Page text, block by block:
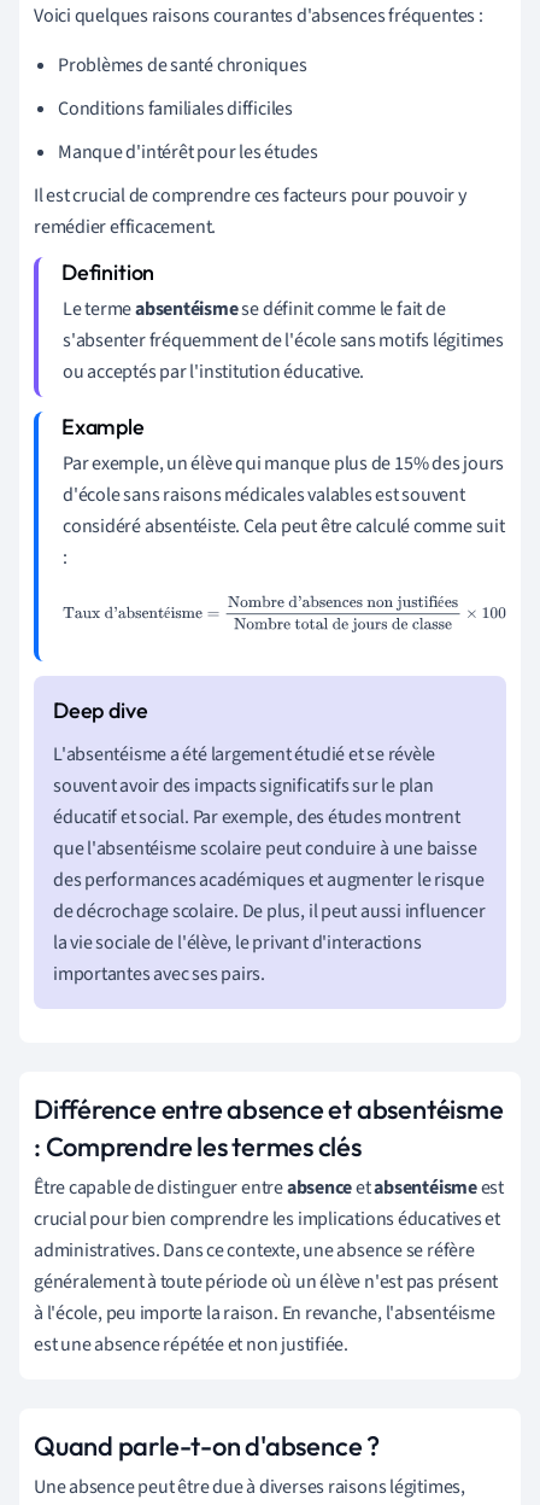
Voici quelques raisons courantes d'absences fréquentes :
Problèmes de santé chroniques
Conditions familiales difficiles
Manque d'intérêt pour les études
Il est crucial de comprendre ces facteurs pour pouvoir y
remédier efficacement.
Le termeabsentéismese définit comme le fait de
s'absenter fréquemment de l'école sans motifs légitimes
ou acceptés par l'institution éducative.
Par exemple, un élève qui manque plus de 15% des jours
d'école sans raisons médicales valables est souvent
considéré absentéiste. Cela peut être calculé comme suit
:
é
é
Taux d'absentéisme=Nombre d'absences non
Nombre total de jours de classe
L'absentéisme a été largement étudié et se révèle
souvent avoir des impacts significatifs sur le plan
éducatif et social. Par exemple, des études montrent
que l'absentéisme scolaire peut conduire à une baisse
des performances académiques et augmenter le risque
de décrochage scolaire. De plus, il peut aussi influencer
la vie sociale de l'élève, le privant d'interactions
importantes avec ses pairs.
Différence entre absence et absentéisme
: Comprendre les termes clés
Être capable de distinguer entreabsenceetabsentéismeest
crucial pour bien comprendre les implications éducatives et
administratives. Dans ce contexte, une absence se réfère
généralement à toute période où un élève n'est pas présent
à l'école, peu importe la raison. En revanche, l'absentéisme
est une absence répétée et non justifiée.
Quand parle-t-on d'absence ?
Une absence peut être due à diverses raisons légitimes,